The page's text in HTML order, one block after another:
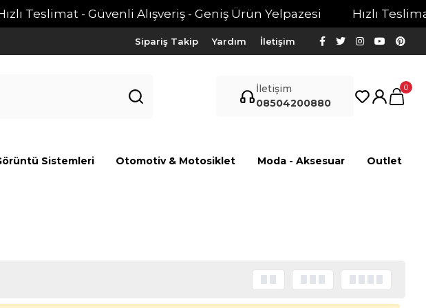
Teslimat - Güvenli Alışveriş - Geniş Ürün Yelpazesi Hızlı
Sipariş Takip Yardım İletişim
İletişim
08504200880
0
Sistemleri Otomotiv & Motosiklet Moda - Aksesuar Outlet